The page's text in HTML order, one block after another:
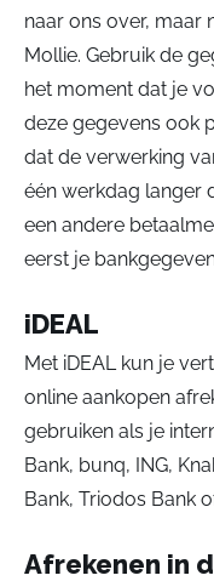
naar ons over, maar
Mollie. Gebruik de
het moment dat je
deze gegevens ook
dat de verwerking
één werkdag langer
een andere
eerst je
iDEAL
Met iDEAL kun je
online aankopen
gebruiken als je
Bank, bunq, ING,
Bank, Triodos Bank
Afrekenen in